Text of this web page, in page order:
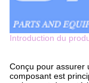
Introduction du
Conçu pour assurer
composant est